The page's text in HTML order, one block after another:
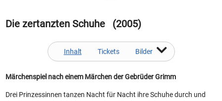
Die zertanzten Schuhe (2005)
Inhalt Tickets Bilder
Märchenspiel nach einem Märchen der Gebrüder Grimm
Drei Prinzessinnen tanzen Nacht für Nacht ihre Schuhe durch und